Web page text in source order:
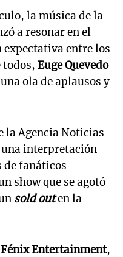
la música de la
a resonar en el
entre los
todos, Euge Quevedo
ola de aplausos y
la Agencia Noticias
interpretación
de fanáticos
show que se agotó
sold outen la
Fénix Entertainment,